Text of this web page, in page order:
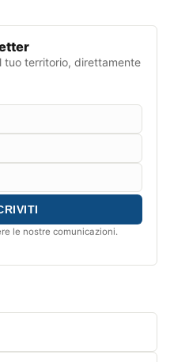
tuo territorio, direttamente
le nostre comunicazioni.